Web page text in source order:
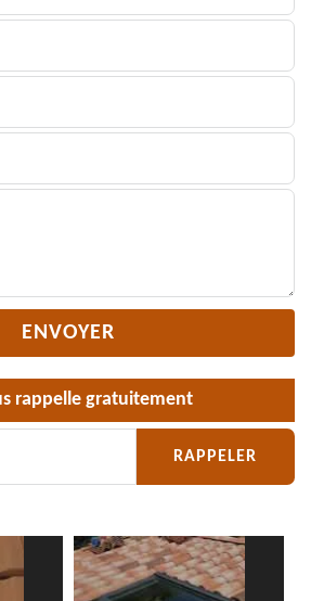
rappelle gratuitement